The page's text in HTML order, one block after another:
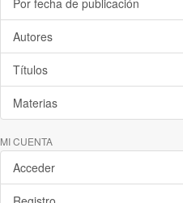
Por fecha de publicación
Autores
Títulos
Materias
MI CUENTA
Acceder